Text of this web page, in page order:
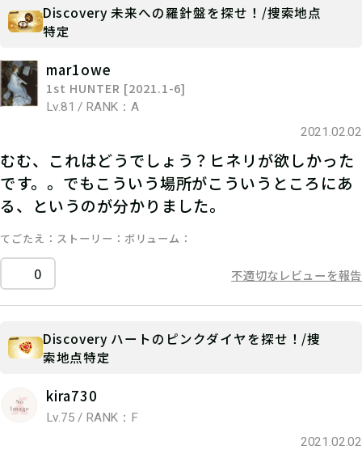
Discovery 未来への羅針盤を探せ！/捜索地点
特定
mar1owe
1st HUNTER [2021.1-6]
Lv.81 / RANK：A
2021.02.02
むむ、これはどうでしょう？ヒネリが欲しかった
です。。でもこういう場所がこういうところにあ
る、というのが分かりました。
てごたえ ストーリー ボリューム
0 不適切なレビューを報告
Discovery ハートのピンクダイヤを探せ！/捜
索地点特定
kira730
Lv.75 / RANK：F
2021.02.02